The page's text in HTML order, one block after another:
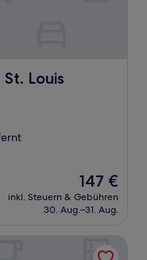
Louis
Airport
Der
Preis
beträgt
147 €
inkl. Steuern & Gebühren
30. Aug.–31. Aug.
St. Louis Hazelwood/